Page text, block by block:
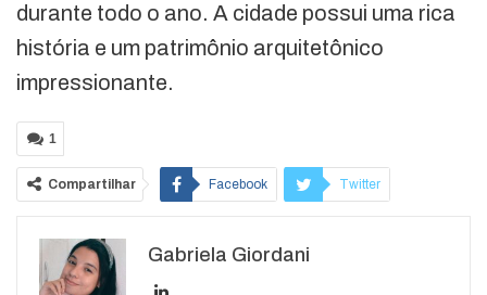
durante todo o ano. A cidade possui uma rica
história e um patrimônio arquitetônico
impressionante.
1
Compartilhar Facebook Twitter
WhatsApp
Gabriela Giordani